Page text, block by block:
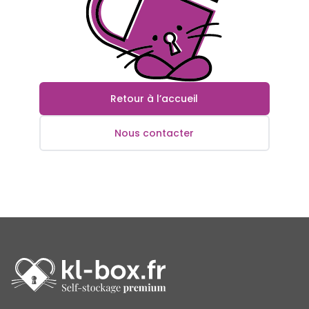
Retour à l’accueil
Nous contacter